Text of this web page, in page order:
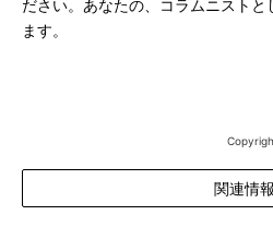
ださい。あなたの、コラムニスト
ます。
関連情報